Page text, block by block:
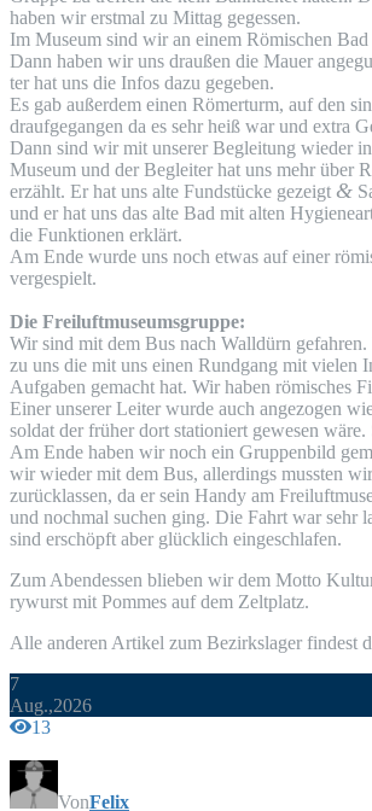
haben wir erst­mal zu Mit­tag gegessen.
Im Muse­um sind wir an einem Römi­schen
Dann haben wir uns drau­ßen die Mau­er
ter hat uns die Infos dazu gegeben.
Es gab außer­dem einen Römer­turm, auf den
drauf­ge­gan­gen da es sehr heiß war und extra
Dann sind wir mit unse­rer Beglei­tung wie­der
Muse­um und der Beglei­ter hat uns mehr über
erzählt. Er hat uns alte Fund­stü­cke gezeigt &
und er hat uns das alte Bad mit alten
die Funk­tio­nen erklärt.
Am Ende wur­de uns noch etwas auf einer
vergespielt.
Die Freiluftmuseumsgruppe:
Wir sind mit dem Bus nach Wall­dürn
zu uns die mit uns einen Rund­gang mit vie­len
Auf­ga­ben gemacht hat. Wir haben römi­sches
Einer unse­rer Lei­ter wur­de auch ange­zo­gen
sol­dat der frü­her dort sta­tio­niert gewe­sen
Am Ende haben wir noch ein Grup­pen­bild
wir wie­der mit dem Bus, aller­dings muss­ten
zurück­las­sen, da er sein Han­dy am
und noch­mal suchen ging. Die Fahrt war sehr
sind erschöpft aber glück­lich eingeschlafen.
Zum Abend­essen blie­ben wir dem Mot­to
ry­wurst mit Pom­mes auf dem Zeltplatz.
Alle ande­ren Arti­kel zum Bezirks­la­ger fin­dest
7
Aug.,2026
13
VonFelix